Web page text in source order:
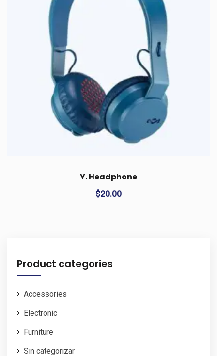
Y. Headphone
$20.00
Product categories
Accessories
Electronic
Furniture
Sin categorizar